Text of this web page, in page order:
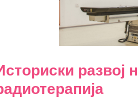
развој